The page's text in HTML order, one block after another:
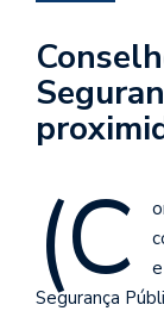
(C
Segurança